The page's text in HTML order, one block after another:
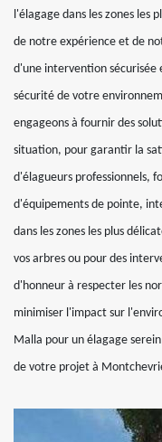
l'élagage dans les zones les
de notre expérience et de
d'une intervention sécurisée
sécurité de votre
engageons à fournir des
situation, pour garantir la
d'élagueurs professionnels,
d'équipements de pointe,
dans les zones les plus
vos arbres ou pour des
d'honneur à respecter les
minimiser l'impact sur
Malla pour un élagage
de votre projet à